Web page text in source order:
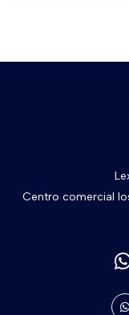
Centro comercial